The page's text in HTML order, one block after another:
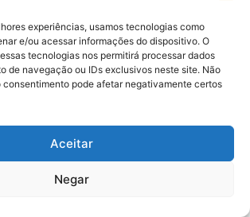
experiências, usamos tecnologias como
e/ou acessar informações do dispositivo. O
tecnologias nos permitirá processar dados
de navegação ou IDs exclusivos neste site. Não
consentimento pode afetar negativamente certos
Aceitar
Negar
A caminho do trabalho
se envolve em